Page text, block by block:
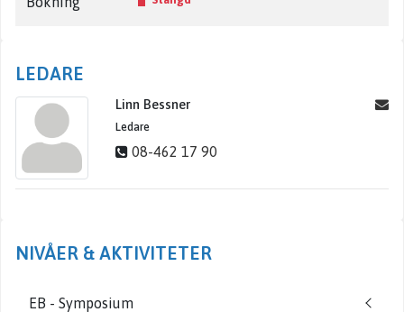
LEDARE
Linn Bessner
Ledare
08-462 17 90
NIVÅER & AKTIVITETER
EB - Symposium